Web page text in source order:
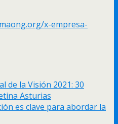
x-empresa-
de la Visión 2021: 30
Asturias
es clave para abordar la